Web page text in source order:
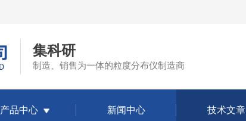
集科研
制造、销售为一体的粒度分布仪制造商
产品中心 新闻中心 技术文章